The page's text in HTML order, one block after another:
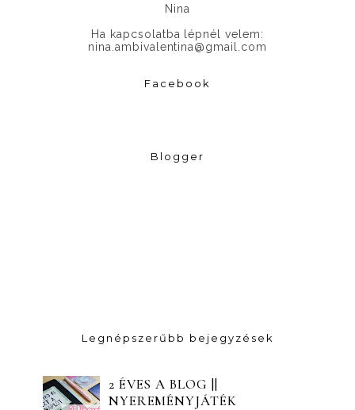
Nina
Ha kapcsolatba lépnél velem:
nina.ambivalentina@gmail.com
Facebook
Blogger
Legnépszerűbb bejegyzések
2 ÉVES A BLOG ||
NYEREMÉNYJÁTÉK